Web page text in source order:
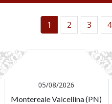
1 2 3 4
05/08/2026
Montereale Valcellina (PN)